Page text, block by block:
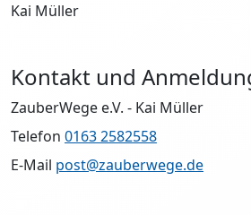
Kai Müller
Kontakt und
ZauberWege e.V. - Kai Müller
Telefon 0163 2582558
E-Mail post@zauberwege.de